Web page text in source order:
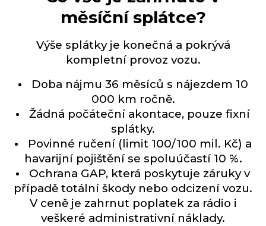
měsíční splátce?
Výše splátky je konečná a pokrývá
kompletní provoz vozu.
Doba nájmu 36 měsíců s nájezdem 10
000 km ročně.
Žádná počáteční akontace, pouze fixní
splátky.
Povinné ručení (limit 100/100 mil. Kč) a
havarijní pojištění se spoluúčastí 10 %.
Ochrana GAP, která poskytuje záruky v
případě totální škody nebo odcizení vozu.
V ceně je zahrnut poplatek za rádio i
veškeré administrativní náklady.